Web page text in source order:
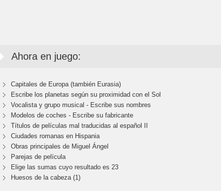
Ahora en juego:
Capitales de Europa (también Eurasia)
Escribe los planetas según su proximidad con el Sol
Vocalista y grupo musical - Escribe sus nombres
Modelos de coches - Escribe su fabricante
Títulos de películas mal traducidas al español II
Ciudades romanas en Hispania
Obras principales de Miguel Ángel
Parejas de película
Elige las sumas cuyo resultado es 23
Huesos de la cabeza (1)